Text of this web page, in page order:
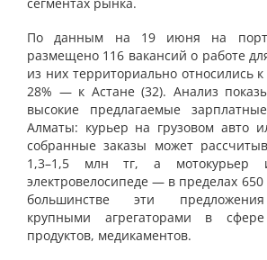
По данным на 19 июня на
размещено 116 вакансий о работе
из них территориально относились
28% — к Астане (32). Анализ
высокие предлагаемые
Алматы: курьер на грузовом авто
собранные заказы может
1,3–1,5 млн тг, а мотокурьер
электровелосипеде — в пределах
большинстве эти
крупными агрегаторами в
продуктов, медикаментов.